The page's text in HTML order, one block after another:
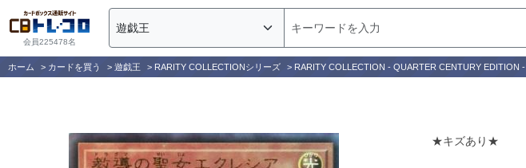
会員225478名
ホーム > カードを買う > 遊戯王 > RARITY COLLECTIONシリーズ > RARITY COLLECTION - QUARTER CENTURY EDITION -
★キズあり★